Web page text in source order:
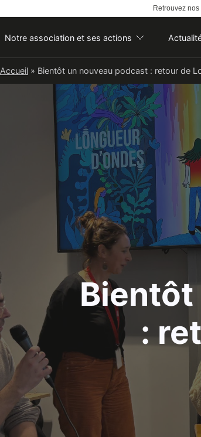
Retrouvez
Notre association et ses actions
Accueil » Bientôt un nouveau podcast : retour de
Bientôt
: